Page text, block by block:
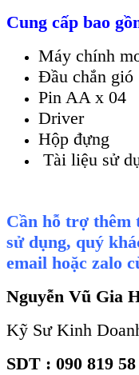
Cung cấp bao
Máy chính
Đầu chắn gió
Pin AA x 04
Driver
Hộp đựng
Tài liệu sử
Cần hỗ trợ thêm
sử dụng, quý
email hoặc zalo
Nguyễn Vũ Gia
Kỹ Sư Kinh
SDT : 090 819